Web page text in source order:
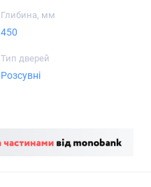
Глибина, мм
450
Тип дверей
Розсувні